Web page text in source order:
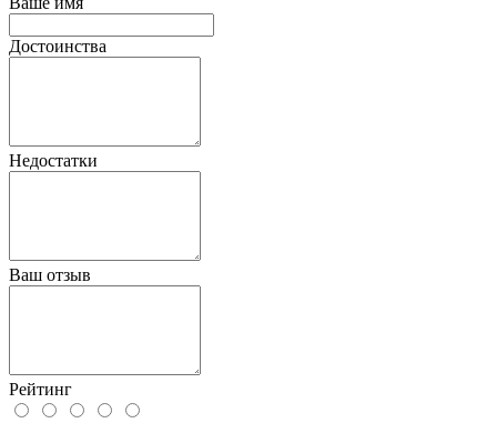
Достоинства
Недостатки
Ваш отзыв
Рейтинг